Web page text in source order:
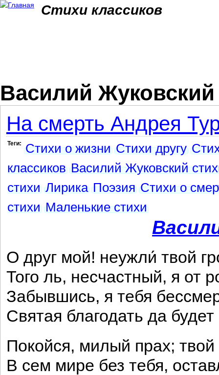
Стихи классиков
Василий Жуковский
На смерть Андрея
Теги: Стихи о жизни Стихи другу
классиков Василий Жуковский
стихи Лирика Поэзия Стихи о
стихи Маленькие стихи
О друг мой! неужли́ твой
Того ль, несчастный, я от
Забывшись, я тебя
Святая благодать да
Покойся, милый прах;
В сем мире без тебя,